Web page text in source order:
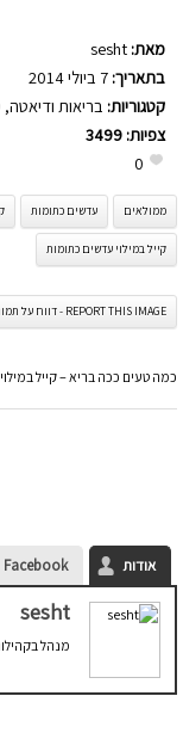
מאת: sesht
בתאריך:
קטגוריות: בריאות ודיאטה,
צפיות: 3499
0
ממולאים עדשים כתומות
קייל במילוי עדשים כתומות
REPORT THIS IMAGE - דווח על תמונה זו
כמה טעים ככה בריא – קייל
אודות Facebook
sesht
מנהל